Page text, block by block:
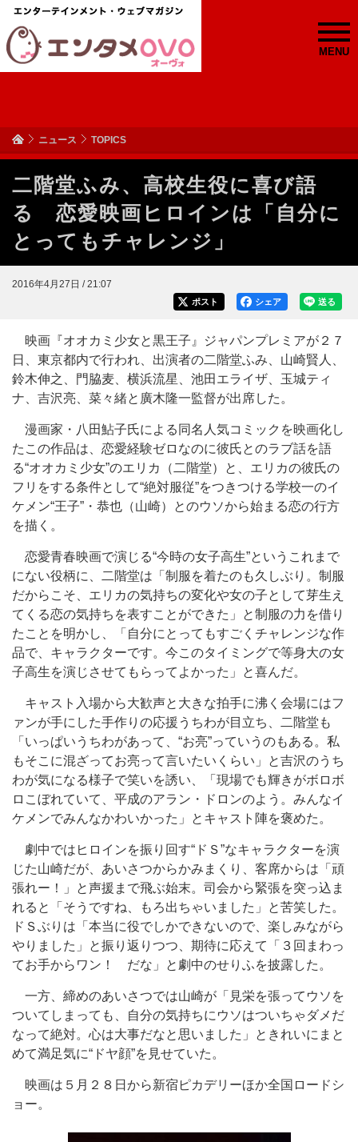
MENU
ニュース TOPICS
二階堂ふみ、高校生役に喜び語
る 恋愛映画ヒロインは「自分に
とってもチャレンジ」
2016年4月27日 / 21:07
送る
シェア
ポスト
映画『オオカミ少女と黒王子』ジャパンプレミアが２７
日、東京都内で行われ、出演者の二階堂ふみ、山崎賢人、
鈴木伸之、門脇麦、横浜流星、池田エライザ、玉城ティ
ナ、吉沢亮、菜々緒と廣木隆一監督が出席した。
漫画家・八田鮎子氏による同名人気コミックを映画化し
たこの作品は、恋愛経験ゼロなのに彼氏とのラブ話を語
る“オオカミ少女”のエリカ（二階堂）と、エリカの彼氏の
フリをする条件として“絶対服従”をつきつける学校一のイ
ケメン“王子”・恭也（山崎）とのウソから始まる恋の行方
を描く。
恋愛青春映画で演じる“今時の女子高生”というこれまで
にない役柄に、二階堂は「制服を着たのも久しぶり。制服
だからこそ、エリカの気持ちの変化や女の子として芽生え
てくる恋の気持ちを表すことができた」と制服の力を借り
たことを明かし、「自分にとってもすごくチャレンジな作
品で、キャラクターです。今このタイミングで等身大の女
子高生を演じさせてもらってよかった」と喜んだ。
キャスト入場から大歓声と大きな拍手に沸く会場にはフ
ァンが手にした手作りの応援うちわが目立ち、二階堂も
「いっぱいうちわがあって、“お亮”っていうのもある。私
もそこに混ざってお亮って言いたいくらい」と吉沢のうち
わが気になる様子で笑いを誘い、「現場でも輝きがボロボ
ロこぼれていて、平成のアラン・ドロンのよう。みんなイ
ケメンでみんなかわいかった」とキャスト陣を褒めた。
劇中ではヒロインを振り回す“ドＳ”なキャラクターを演
じた山崎だが、あいさつからかみまくり、客席からは「頑
張れー！」と声援まで飛ぶ始末。司会から緊張を突っ込ま
れると「そうですね、もろ出ちゃいました」と苦笑した。
ドＳぶりは「本当に役でしかできないので、楽しみながら
やりました」と振り返りつつ、期待に応えて「３回まわっ
てお手からワン！ だな」と劇中のせりふを披露した。
一方、締めのあいさつでは山崎が「見栄を張ってウソを
ついてしまっても、自分の気持ちにウソはついちゃダメだ
なって絶対。心は大事だなと思いました」ときれいにまと
めて満足気に“ドヤ顔”を見せていた。
映画は５月２８日から新宿ピカデリーほか全国ロードシ
ョー。